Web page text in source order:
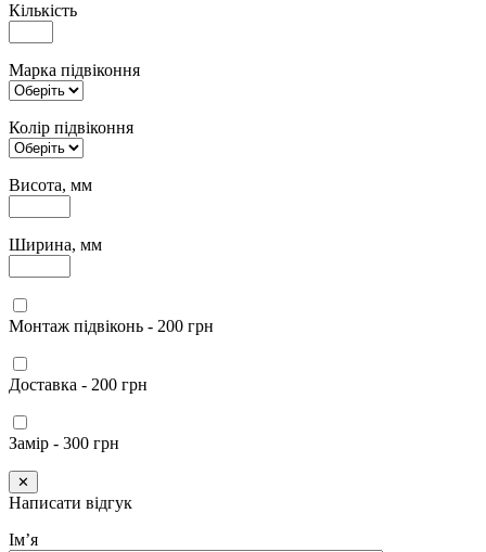
Кількість
Марка підвіконня
Колір підвіконня
Висота, мм
Ширина, мм
Монтаж підвіконь - 200 грн
Доставка - 200 грн
Замір - 300 грн
✕
Написати відгук
Імʼя